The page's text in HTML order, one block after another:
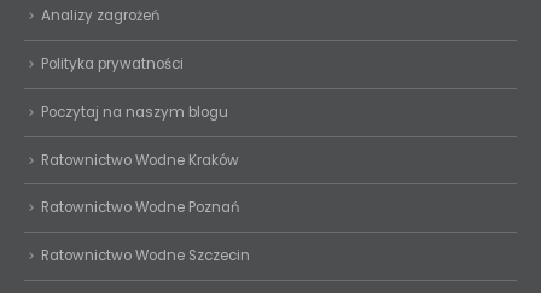
Analizy zagrożeń
Polityka prywatności
Poczytaj na naszym blogu
Ratownictwo Wodne Kraków
Ratownictwo Wodne Poznań
Ratownictwo Wodne Szczecin